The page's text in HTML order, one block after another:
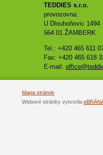
TEDDIES s.r.o.
provozovna:
U Dlouhoňovic 1494
564 01 ŽAMBERK
Tel.: +420 465 611
Fax: +420 465 618
E-mail:
Mapa stránok
Webové stránky vytvorila